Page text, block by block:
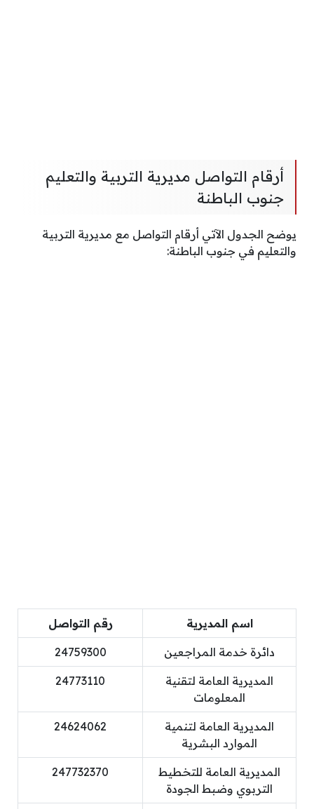
أرقام التواصل مديرية التربية والتعليم
جنوب الباطنة
يوضح الجدول الآتي أرقام التواصل مع مديرية التربية
والتعليم في جنوب الباطنة:
اسم المديرية رقم التواصل
دائرة خدمة المراجعين 24759300
المديرية العامة لتقنية
المعلومات
24773110
المديرية العامة لتنمية
الموارد البشرية
24624062
المديرية العامة للتخطيط
التربوي وضبط الجودة
247732370